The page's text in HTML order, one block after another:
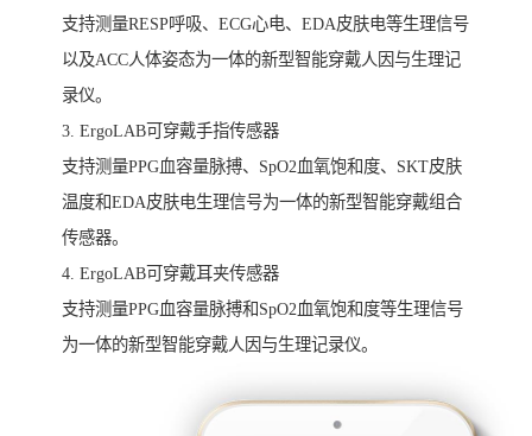
支持测量RESP呼吸、ECG心电、EDA皮肤电等生理信号
以及ACC人体姿态为一体的新型智能穿戴人因与生理记
录仪。
3. ErgoLAB可穿戴手指传感器
支持测量PPG血容量脉搏、SpO2血氧饱和度、SKT皮肤
温度和EDA皮肤电生理信号为一体的新型智能穿戴组合
传感器。
4. ErgoLAB可穿戴耳夹传感器
支持测量PPG血容量脉搏和SpO2血氧饱和度等生理信号
为一体的新型智能穿戴人因与生理记录仪。